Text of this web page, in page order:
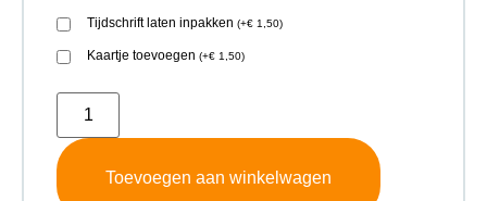
Tijdschrift laten inpakken (+€ 1,50)
Kaartje toevoegen (+€ 1,50)
Toevoegen aan winkelwagen